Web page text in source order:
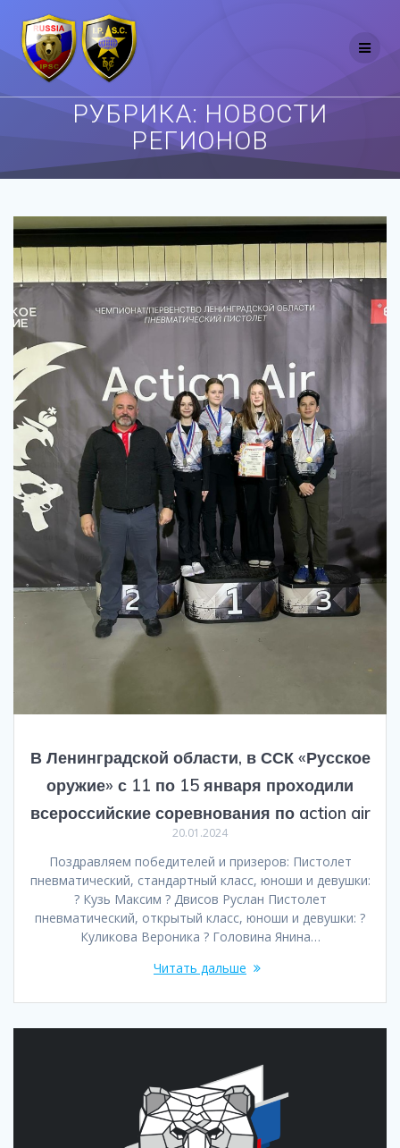
РУБРИКА: НОВОСТИ
РЕГИОНОВ
В Ленинградской области, в ССК «Русское
оружие» с 11 по 15 января проходили
всероссийские соревнования по action air
20.01.2024
Поздравляем победителей и призеров: Пистолет
пневматический, стандартный класс, юноши и девушки:
? Кузь Максим ? Двисов Руслан Пистолет
пневматический, открытый класс, юноши и девушки: ?
Куликова Вероника ? Головина Янина…
Читать дальше